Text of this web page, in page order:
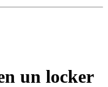
un locker